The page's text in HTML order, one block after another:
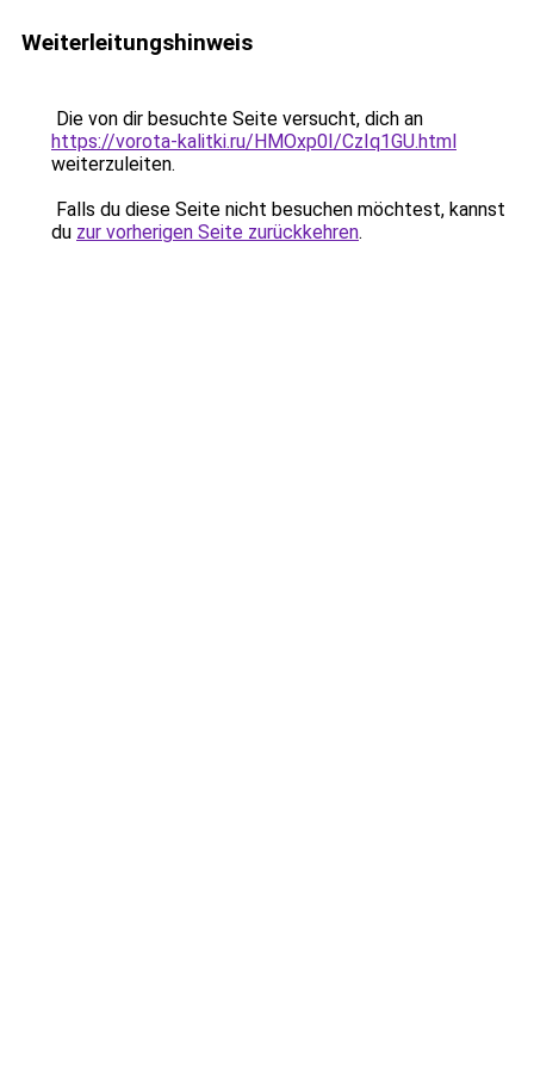
Weiterleitungshinweis
Die von dir besuchte Seite versucht, dich an
https://vorota-kalitki.ru/HMOxp0I/CzIq1GU.html
weiterzuleiten.
Falls du diese Seite nicht besuchen möchtest, kannst
du zur vorherigen Seite zurückkehren.